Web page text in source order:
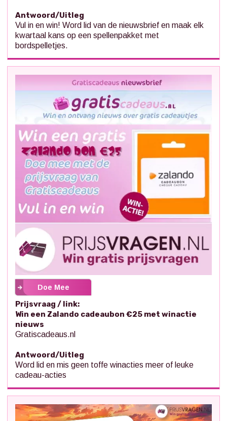
Antwoord/Uitleg
Vul in en win! Word lid van de nieuwsbrief en maak elk
kwartaal kans op een spellenpakket met
bordspelletjes.
Doe Mee
Prijsvraag / link:
Win een Zalando cadeaubon €25 met winactie
nieuws
Gratiscadeaus.nl
Antwoord/Uitleg
Word lid en mis geen toffe winacties meer of leuke
cadeau-acties